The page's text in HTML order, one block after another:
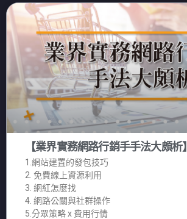
【業界實務網路行銷手手法大頗析】
1.網站建置的發包技巧
2. 免費線上資源利用
3. 網紅怎麼找
4. 網路公關與社群操作
5.分眾策略 x 費用行情